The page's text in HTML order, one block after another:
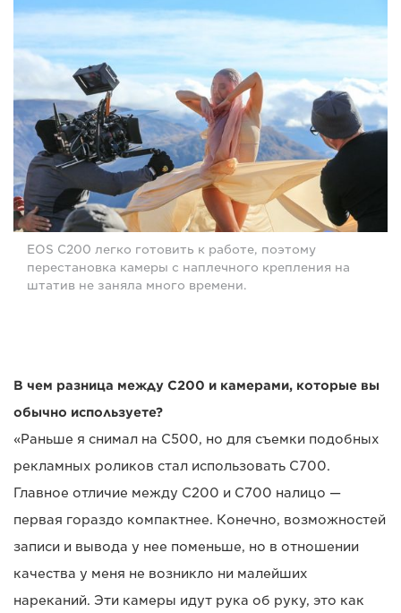
EOS C200 легко готовить к работе, поэтому
перестановка камеры с наплечного крепления на
штатив не заняла много времени.
В чем разница между C200 и камерами, которые вы
обычно используете?
«Раньше я снимал на C500, но для съемки подобных
рекламных роликов стал использовать C700.
Главное отличие между C200 и C700 налицо —
первая гораздо компактнее. Конечно, возможностей
записи и вывода у нее поменьше, но в отношении
качества у меня не возникло ни малейших
нареканий. Эти камеры идут рука об руку, это как